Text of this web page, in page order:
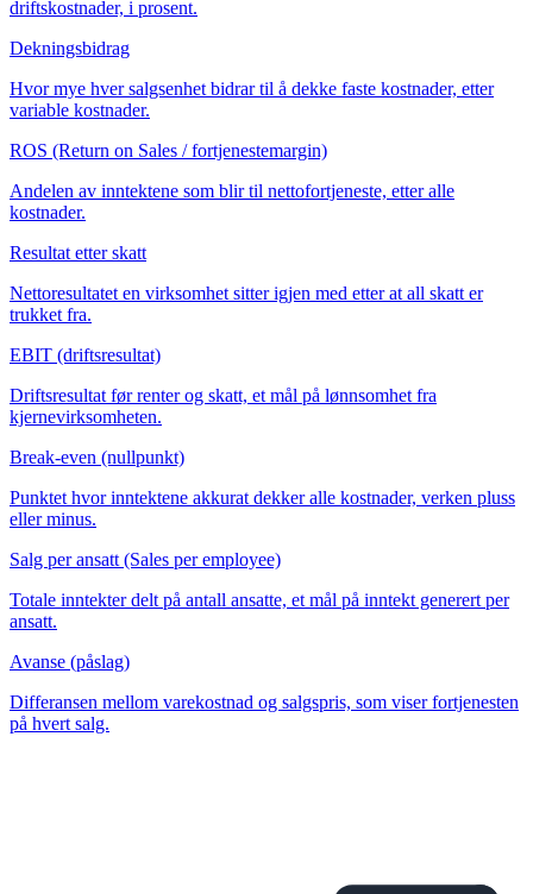
driftskostnader, i prosent.
Dekningsbidrag
Hvor mye hver salgsenhet bidrar til å dekke faste kostnader, etter
variable kostnader.
ROS (Return on Sales / fortjenestemargin)
Andelen av inntektene som blir til nettofortjeneste, etter alle
kostnader.
Resultat etter skatt
Nettoresultatet en virksomhet sitter igjen med etter at all skatt er
trukket fra.
EBIT (driftsresultat)
Driftsresultat før renter og skatt, et mål på lønnsomhet fra
kjernevirksomheten.
Break-even (nullpunkt)
Punktet hvor inntektene akkurat dekker alle kostnader, verken pluss
eller minus.
Salg per ansatt (Sales per employee)
Totale inntekter delt på antall ansatte, et mål på inntekt generert per
ansatt.
Avanse (påslag)
Differansen mellom varekostnad og salgspris, som viser fortjenesten
på hvert salg.